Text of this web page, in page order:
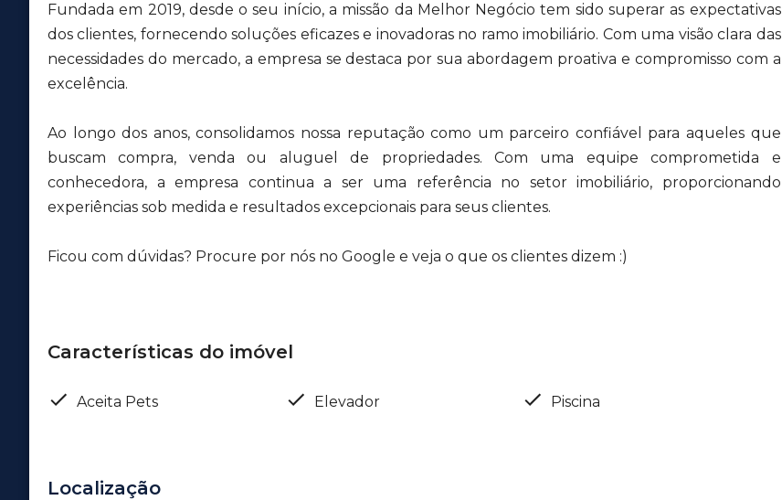
Fundada em 2019, desde o seu início, a missão da Melhor Negócio tem sido superar as expectativas
dos clientes, fornecendo soluções eficazes e inovadoras no ramo imobiliário. Com uma visão clara das
necessidades do mercado, a empresa se destaca por sua abordagem proativa e compromisso com a
excelência.
Ao longo dos anos, consolidamos nossa reputação como um parceiro confiável para aqueles que
buscam compra, venda ou aluguel de propriedades. Com uma equipe comprometida e
conhecedora, a empresa continua a ser uma referência no setor imobiliário, proporcionando
experiências sob medida e resultados excepcionais para seus clientes.
Ficou com dúvidas? Procure por nós no Google e veja o que os clientes dizem :)
Características do imóvel
Aceita Pets Elevador Piscina
Localização